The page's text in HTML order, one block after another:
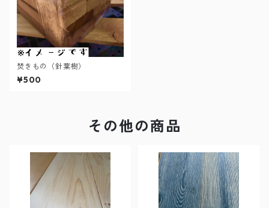
焚きもの（針葉樹）
¥500
その他の商品